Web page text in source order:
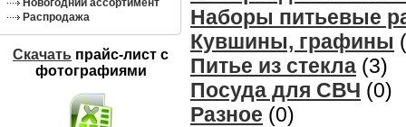
Новогодний ассортимент
Распродажа
Скачать прайс-лист c
фотографиями
Наборы питьевые
Кувшины, графины
Питье из стекла (3)
Посуда для СВЧ (0)
Разное (0)